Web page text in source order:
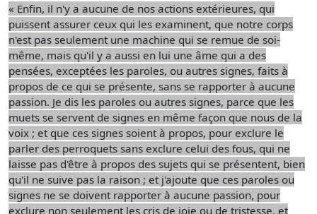
« Enfin, il n'y a aucune de nos actions extérieures, qui
puissent assurer ceux qui les examinent, que notre corps
n'est pas seulement une machine qui se remue de soi-
même, mais qu'il y a aussi en lui une âme qui a des
pensées, exceptées les paroles, ou autres signes, faits à
propos de ce qui se présente, sans se rapporter à aucune
passion. Je dis les paroles ou autres signes, parce que les
muets se servent de signes en même façon que nous de la
voix ; et que ces signes soient à propos, pour exclure le
parler des perroquets sans exclure celui des fous, qui ne
laisse pas d'être à propos des sujets qui se présentent, bien
qu'il ne suive pas la raison ; et j'ajoute que ces paroles ou
signes ne se doivent rapporter à aucune passion, pour
exclure non seulement les cris de joie ou de tristesse, et